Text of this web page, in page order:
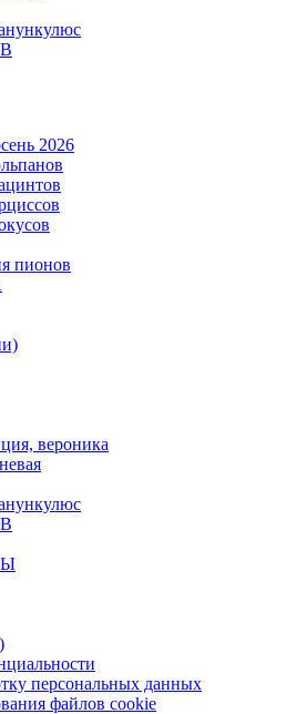
2026
пионов
вероника
персональных данных
файлов сookie